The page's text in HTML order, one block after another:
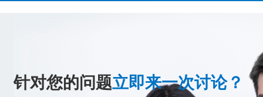
针对您的问题立即来一次讨论？